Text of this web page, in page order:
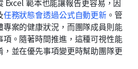
Excel 範本也能讓報告更容易，因
任務狀態會透過公式自動更新 。管
案的健康狀況，而團隊成員則能
。隨著時間推進，這種可視性能
並在優先事項變更時幫助團隊更